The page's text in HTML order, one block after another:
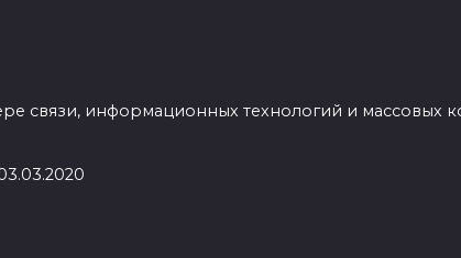
связи, информационных технологий и массовых